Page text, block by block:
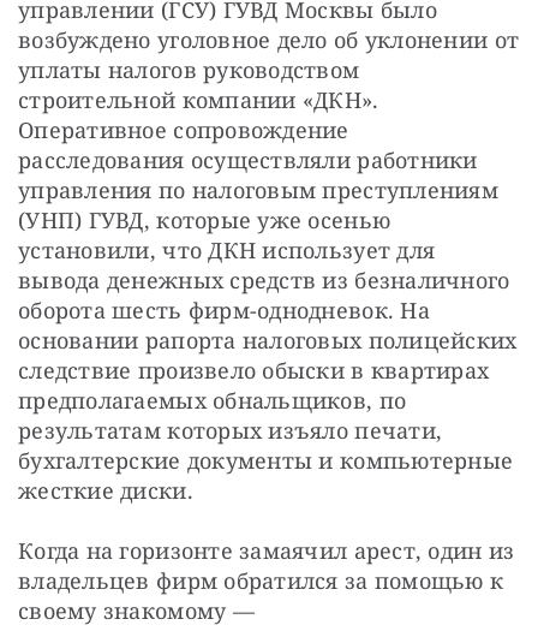
управлении (ГСУ) ГУВД Москвы было
возбуждено уголовное дело об уклонении от
уплаты налогов руководством
строительной компании «ДКН».
Оперативное сопровождение
расследования осуществляли работники
управления по налоговым преступлениям
(УНП) ГУВД, которые уже осенью
установили, что ДКН использует для
вывода денежных средств из безналичного
оборота шесть фирм-однодневок. На
основании рапорта налоговых полицейских
следствие произвело обыски в квартирах
предполагаемых обнальщиков, по
результатам которых изъяло печати,
бухгалтерские документы и компьютерные
жесткие диски.
Когда на горизонте замаячил арест, один из
владельцев фирм обратился за помощью к
своему знакомому —